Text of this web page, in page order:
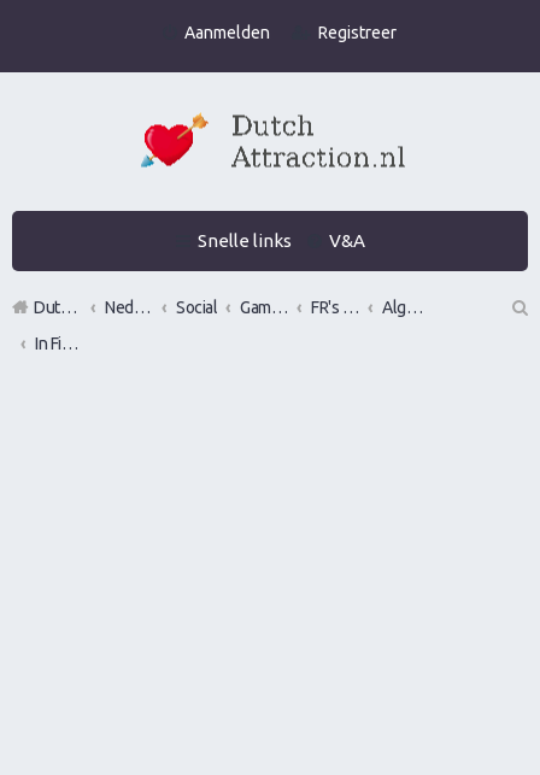
Aanmelden Registreer
Snelle links V&A
DutchAttraction.nl Nederlands grootste Dutch Attraction, Lifestyle, Vrouwen versieren en Pick-Up (PUA) Forum Social Gamen en vrouwen versieren in de praktijk (Infield) FR's en LR's (alles mag fotos, nummers, etc)
Algemeen Pick Up of vrouwen versieren video's
In Field/Approach Footage